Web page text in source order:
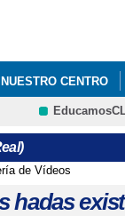
NUESTRO CENTRO
QUÉ HACEMOS
de Vídeos
hadas